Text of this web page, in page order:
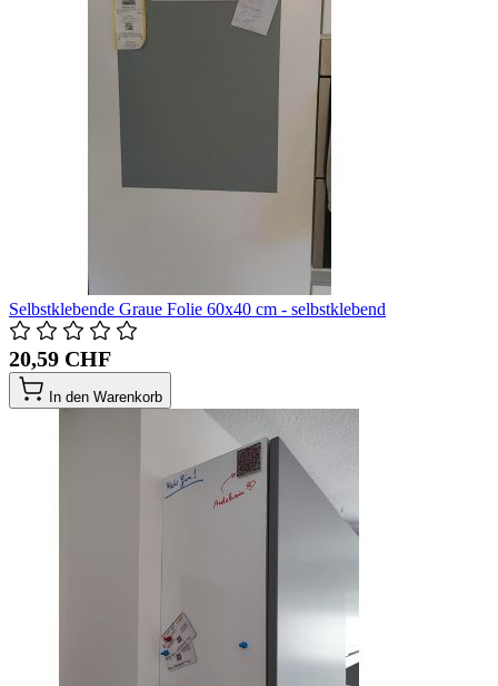
Selbstklebende Graue Folie 60x40 cm - selbstklebend
20,59 CHF
In den Warenkorb